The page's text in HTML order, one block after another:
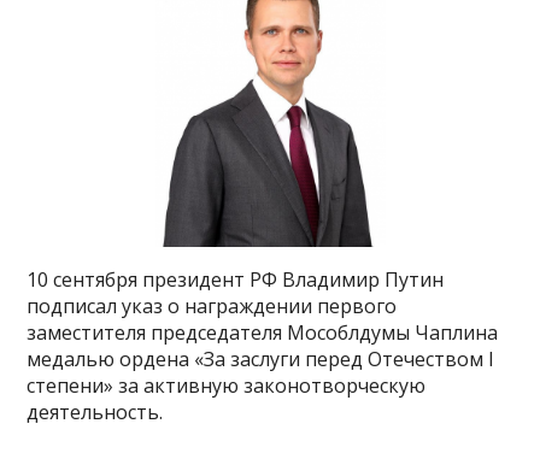
10 сентября президент РФ Владимир Путин
подписал указ о награждении первого
заместителя председателя Мособлдумы Чаплина
медалью ордена «За заслуги перед Отечеством I
степени» за активную законотворческую
деятельность.